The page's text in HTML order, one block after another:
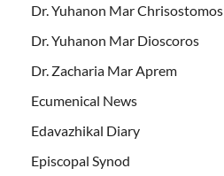
Dr. Yuhanon Mar Chrisostomos
Dr. Yuhanon Mar Dioscoros
Dr. Zacharia Mar Aprem
Ecumenical News
Edavazhikal Diary
Episcopal Synod